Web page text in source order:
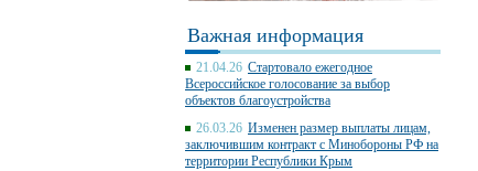
Важная информация
21.04.26 Стартовало ежегодное
Всероссийское голосование за выбор
объектов благоустройства
26.03.26 Изменен размер выплаты лицам,
заключившим контракт с Минобороны РФ на
территории Республики Крым